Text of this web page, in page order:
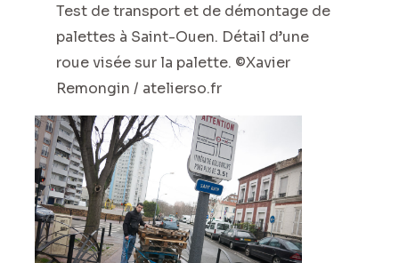
Test de transport et de démontage de
palettes à Saint-Ouen. Détail d’une
roue visée sur la palette. ©Xavier
Remongin / atelierso.fr